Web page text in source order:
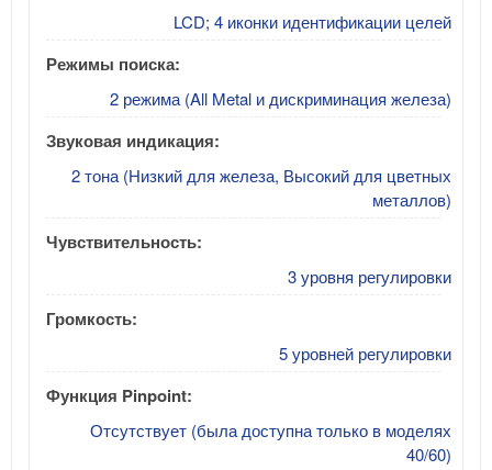
LCD; 4 иконки идентификации целей
Режимы поиска:
2 режима (All Metal и дискриминация железа)
Звуковая индикация:
2 тона (Низкий для железа, Высокий для цветных
металлов)
Чувствительность:
3 уровня регулировки
Громкость:
5 уровней регулировки
Функция Pinpoint:
Отсутствует (была доступна только в моделях
40/60)